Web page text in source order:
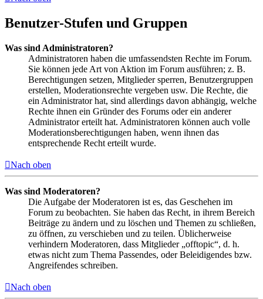
Benutzer-Stufen und Gruppen
Was sind Administratoren?
Administratoren haben die umfassendsten Rechte im Forum.
Sie können jede Art von Aktion im Forum ausführen; z. B.
Berechtigungen setzen, Mitglieder sperren, Benutzergruppen
erstellen, Moderationsrechte vergeben usw. Die Rechte, die
ein Administrator hat, sind allerdings davon abhängig, welche
Rechte ihnen ein Gründer des Forums oder ein anderer
Administrator erteilt hat. Administratoren können auch volle
Moderationsberechtigungen haben, wenn ihnen das
entsprechende Recht erteilt wurde.
Nach oben
Was sind Moderatoren?
Die Aufgabe der Moderatoren ist es, das Geschehen im
Forum zu beobachten. Sie haben das Recht, in ihrem Bereich
Beiträge zu ändern und zu löschen und Themen zu schließen,
zu öffnen, zu verschieben und zu teilen. Üblicherweise
verhindern Moderatoren, dass Mitglieder „offtopic“, d. h.
etwas nicht zum Thema Passendes, oder Beleidigendes bzw.
Angreifendes schreiben.
Nach oben